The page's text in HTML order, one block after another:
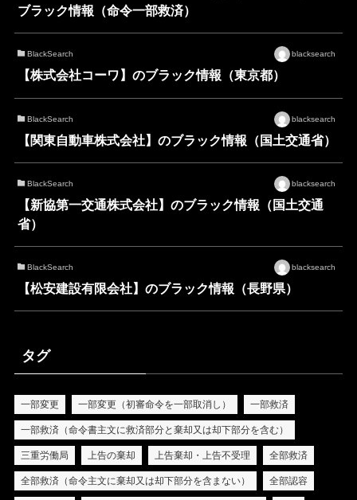
ブラック情報（命令一部救済）
BlackSearch blacksearch
【株式会社コーワ】のブラック情報（東京都）
BlackSearch blacksearch
【関東自動車株式会社】のブラック情報（国土交通省）
BlackSearch blacksearch
【新協第一交通株式会社】のブラック情報（国土交通
省）
BlackSearch blacksearch
【松安建設有限会社】のブラック情報（長野県）
タグ
一部変更 一部変更（初審命令を一部取消し） 一部救済
一部救済（命令書主文に救済部分と棄却又は却下部分を含む）
三重労働局 上告の棄却 上告棄却・上告不受理 全部救済
全部救済（命令主文に棄却又は却下部分を含まない） 全部認容